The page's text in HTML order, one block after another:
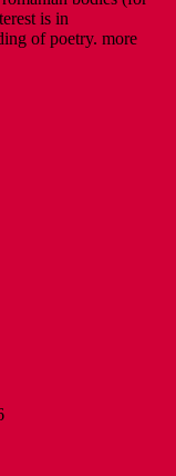
is in
of poetry. more